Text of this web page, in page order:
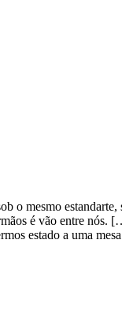
mesmo estandarte,
é vão entre nós.
estado a uma